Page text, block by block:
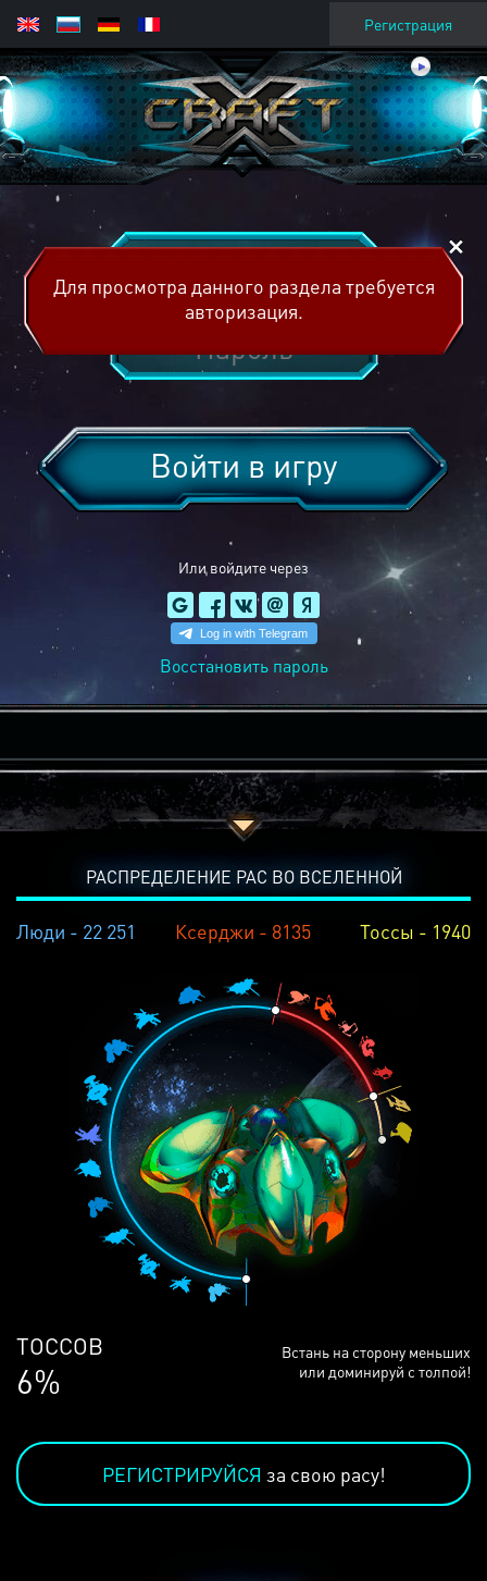
Регистрация
Или войдите через
Войти в игру
Восстановить пароль
Для просмотра данного раздела требуется
авторизация.
РАСПРЕДЕЛЕНИЕ РАС ВО ВСЕЛЕННОЙ
Люди - 22 251 Ксерджи - 8135 Тоссы - 1940
ТОССОВ
6%
Встань на сторону меньших
или доминируй с толпой!
РЕГИСТРИРУЙСЯ за свою расу!